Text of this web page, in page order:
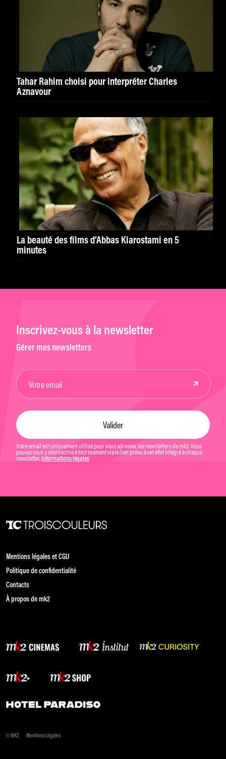
Tahar Rahim choisi pour interpréter Charles
Aznavour
La beauté des films d’Abbas Kiarostami en 5
minutes
Inscrivez-vous à la newsletter
Gérer mes newsletters
Votre email est uniquement utilisé pour vous adresser les newsletters de mk2. Vous
pouvez vous y désinscrire à tout moment via le lien prévu à cet effet intégré à chaque
newsletter. Informations légales
Mentions légales et CGU
Politique de confidentialité
Contacts
À propos de mk2
© MK2 Mentions Légales